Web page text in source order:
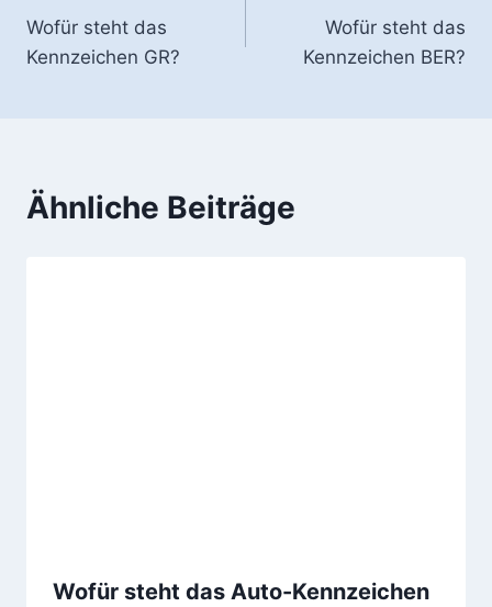
Wofür steht das
Kennzeichen GR?
Wofür steht das
Kennzeichen BER?
Ähnliche Beiträge
Wofür steht das Auto-Kennzeichen